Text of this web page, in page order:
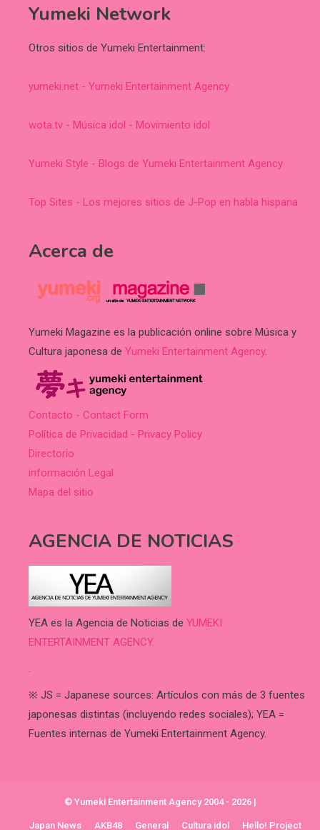
Yumeki Network
Otros sitios de Yumeki Entertainment:
yumeki.net - Yumeki Entertainment Agency
wota.tv - Música idol - Movimiento idol
Yumeki Style - Blogs de Yumeki Entertainment Agency
Top Sites - Los mejores sitios de J-Pop en habla hispana
Acerca de
Yumeki Magazine es la publicación online sobre Música y
Cultura japonesa de Yumeki Entertainment Agency.
Contacto - Contact Form
Política de Privacidad - Privacy Policy
Directorio
información Legal
Mapa del sitio
AGENCIA DE NOTICIAS
YEA es la Agencia de Noticias de YUMEKI
ENTERTAINMENT AGENCY.
.
※ JS = Japanese sources: Artículos con más de 3 fuentes
japonesas distintas (incluyendo redes sociales); YEA =
Fuentes internas de Yumeki Entertainment Agency.
© Yumeki Entertainment Agency 2004 - 2026 |
Japan News AKB48 General Cultura idol Hello! Project